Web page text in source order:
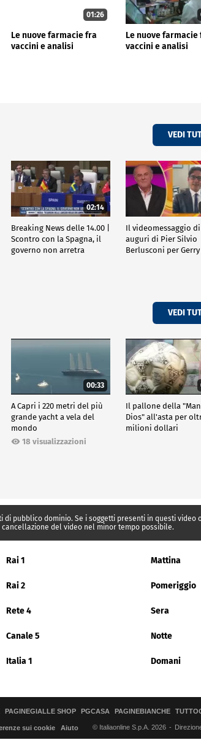
01:26
Le nuove farmacie fra
vaccini e analisi
Le nuove farmacie
vaccini e analisi
VEDI
02:14
Breaking News delle 14.00 |
Scontro con la Spagna, il
governo non arretra
Il videomessaggio di
auguri di Pier Silvio
Berlusconi per
VEDI
00:33
A Capri i 220 metri del più
grande yacht a vela del
mondo
18 visualizzazioni
Il pallone della
Dios" all'asta per
milioni dollari
pubblico dominio. Se i soggetti presenti in questi
del video nel minor tempo possibile.
Rai 1 Mattina
Rai 2 Pomeriggio
Rete 4 Sera
Canale 5 Notte
Italia 1 Domani
PAGINEGIALLE SHOP PGCASA PAGINEBIANCHE
sui cookie Aiuto © Italiaonline S.p.A. 2026